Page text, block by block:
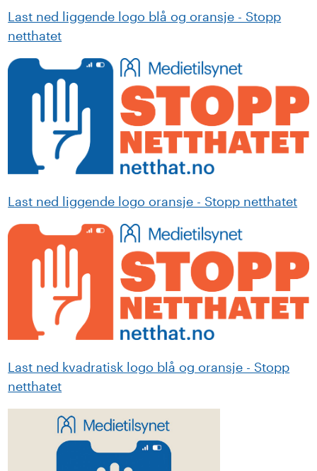
Last ned liggende logo blå og oransje - Stopp
netthatet
Last ned liggende logo oransje - Stopp netthatet
Last ned kvadratisk logo blå og oransje - Stopp
netthatet